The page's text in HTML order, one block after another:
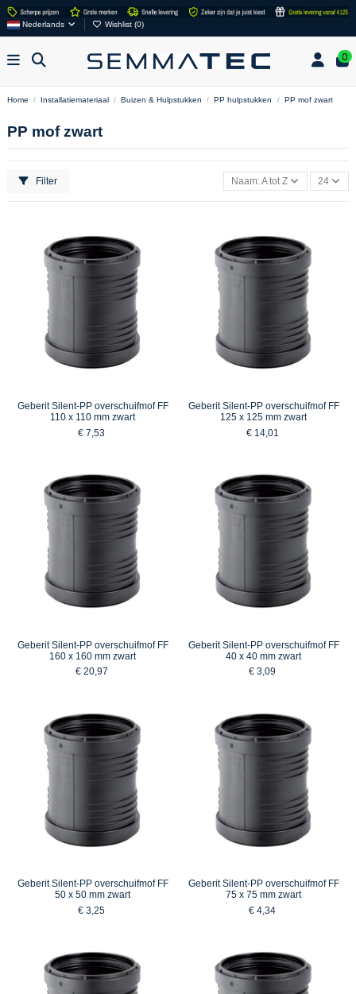
Nederlands Wishlist (0)
0
Home Installatiemateriaal Buizen & Hulpstukken PP hulpstukken PP mof zwart
PP mof zwart
Filter Naam: A tot Z 24
Geberit Silent-PP overschuifmof FF
110 x 110 mm zwart
€ 7,53
Geberit Silent-PP overschuifmof FF
125 x 125 mm zwart
€ 14,01
Geberit Silent-PP overschuifmof FF
160 x 160 mm zwart
€ 20,97
Geberit Silent-PP overschuifmof FF
40 x 40 mm zwart
€ 3,09
Geberit Silent-PP overschuifmof FF
50 x 50 mm zwart
€ 3,25
Geberit Silent-PP overschuifmof FF
75 x 75 mm zwart
€ 4,34